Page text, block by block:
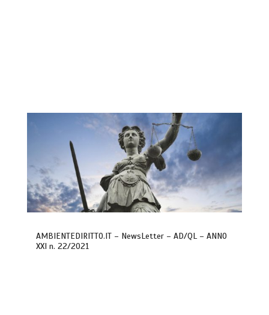
AMBIENTEDIRITTO.IT – NewsLetter – AD/QL – ANNO
XXI n. 22/2021